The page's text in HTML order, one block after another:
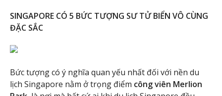
SINGAPORE CÓ 5 BỨC TƯỢNG SƯ TỬ BIỂN VÔ CÙNG
ĐẶC SẮC
Bức tượng có ý nghĩa quan yếu nhất đối với nền du
lịch Singapore nằm ở trọng điểm công viên Merlion